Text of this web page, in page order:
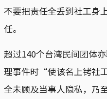
不要把责任全丢到社工身
任。
超过140个台湾民间团体
理事件时“使该名上铐社
全未顾及当事人隐私，乃